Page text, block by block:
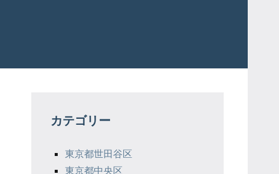
カテゴリー
東京都世田谷区
東京都中央区